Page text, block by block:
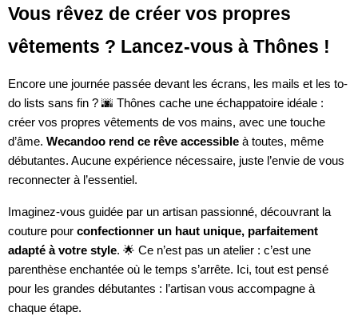
Vous rêvez de créer vos propres
vêtements ? Lancez-vous à Thônes !
Encore une journée passée devant les écrans, les mails et les to-
do lists sans fin ? 🌆 Thônes cache une échappatoire idéale :
créer vos propres vêtements de vos mains, avec une touche
d’âme. Wecandoo rend ce rêve accessible à toutes, même
débutantes. Aucune expérience nécessaire, juste l’envie de vous
reconnecter à l’essentiel.
Imaginez-vous guidée par un artisan passionné, découvrant la
couture pour confectionner un haut unique, parfaitement
adapté à votre style. 🌟 Ce n’est pas un atelier : c’est une
parenthèse enchantée où le temps s’arrête. Ici, tout est pensé
pour les grandes débutantes : l’artisan vous accompagne à
chaque étape.